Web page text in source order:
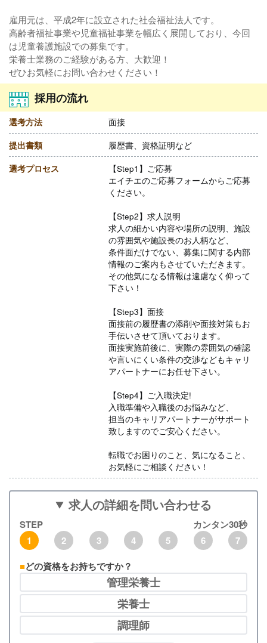
雇用元は、平成2年に設立された社会福祉法人です。
高齢者福祉事業や児童福祉事業を幅広く展開しており、今回
は児童養護施設での募集です。
栄養士業務のご経験がある方、大歓迎！
ぜひお気軽にお問い合わせください！
採用の流れ
選考方法 面接
提出書類 履歴書、資格証明など
選考プロセス
【Step1】ご応募
エイチエのご応募フォームからご応募
ください。
【Step2】求人説明
求人の細かい内容や場所の説明、施設
の雰囲気や施設長のお人柄など、
条件面だけでない、募集に関する内部
情報のご案内もさせていただきます。
その他気になる情報は遠慮なく仰って
下さい！
【Step3】面接
面接前の履歴書の添削や面接対策もお
手伝いさせて頂いております。
面接実施前後に、実際の雰囲気の確認
や言いにくい条件の交渉などもキャリ
アパートナーにお任せ下さい。
【Step4】ご入職決定!
入職準備や入職後のお悩みなど、
担当のキャリアパートナーがサポート
致しますのでご安心ください。
転職でお困りのこと、気になること、
お気軽にご相談ください！
求人の詳細を問い合わせる
STEP
カンタン30秒
1
2 3 4 5 6
7
どの資格をお持ちですか？
管理栄養士
栄養士
調理師